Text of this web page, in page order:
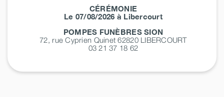
CÉRÉMONIE
Le 07/08/2026 à Libercourt
POMPES FUNÈBRES SION
72, rue Cyprien Quinet 62820 LIBERCOURT
03 21 37 18 62